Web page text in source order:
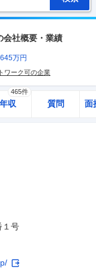
会社概要・業績
645万円
ワーク可の企業
年収
465件
質問 面
１号